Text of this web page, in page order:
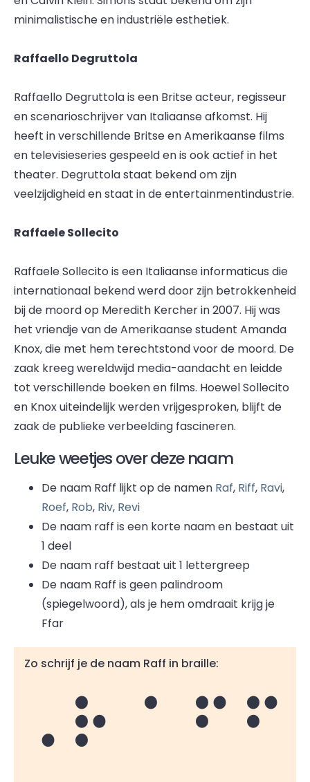
minimalistische en industriële esthetiek.
Raffaello Degruttola
Raffaello Degruttola is een Britse acteur, regisseur
en scenarioschrijver van Italiaanse afkomst. Hij
heeft in verschillende Britse en Amerikaanse films
en televisieseries gespeeld en is ook actief in het
theater. Degruttola staat bekend om zijn
veelzijdigheid en staat in de entertainmentindustrie.
Raffaele Sollecito
Raffaele Sollecito is een Italiaanse informaticus die
internationaal bekend werd door zijn betrokkenheid
bij de moord op Meredith Kercher in 2007. Hij was
het vriendje van de Amerikaanse student Amanda
Knox, die met hem terechtstond voor de moord. De
zaak kreeg wereldwijd media-aandacht en leidde
tot verschillende boeken en films. Hoewel Sollecito
en Knox uiteindelijk werden vrijgesproken, blijft de
zaak de publieke verbeelding fascineren.
Leuke weetjes over deze naam
De naam Raff lijkt op de namen Raf, Riff, Ravi,
Roef, Rob, Riv, Revi
De naam raff is een korte naam en bestaat uit
1 deel
De naam raff bestaat uit 1 lettergreep
De naam Raff is geen palindroom
(spiegelwoord), als je hem omdraait krijg je
Ffar
Zo schrijf je de naam Raff in braille:
Raff